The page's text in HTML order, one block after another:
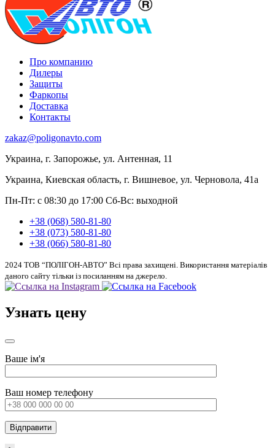
Про компанию
Дилеры
Защиты
Фаркопы
Доставка
Контакты
zakaz@poligonavto.com
Украина, г. Запорожье, ул. Антенная, 11
Украина, Киевская область, г. Вишневое, ул. Черновола, 41а
Пн-Пт: с 08:30 до 17:00 Сб-Вс: выходной
+38 (068) 580-81-80
+38 (073) 580-81-80
+38 (066) 580-81-80
2024 ТОВ “ПОЛІГОН-АВТО” Всі права захищені. Використання матеріалів
даного сайту тільки із посиланням на джерело.
Узнать цену
Ваше ім'я
Ваш номер телефону